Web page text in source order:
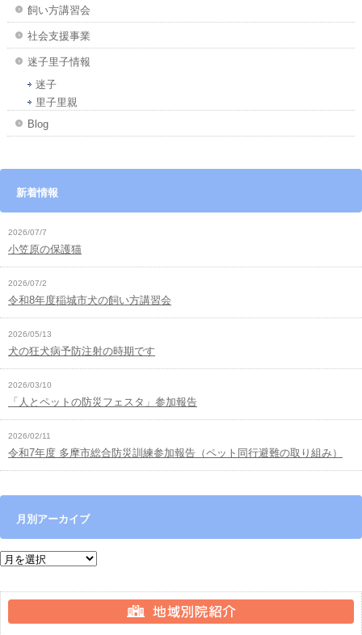
飼い方講習会
社会支援事業
迷子里子情報
迷子
里子里親
Blog
新着情報
2026/07/7
小笠原の保護猫
2026/07/2
令和8年度稲城市犬の飼い方講習会
2026/05/13
犬の狂犬病予防注射の時期です
2026/03/10
「人とペットの防災フェスタ」参加報告
2026/02/11
令和7年度 多摩市総合防災訓練参加報告（ペット同行避難の取り組み）
月別アーカイブ
月別アーカイブ